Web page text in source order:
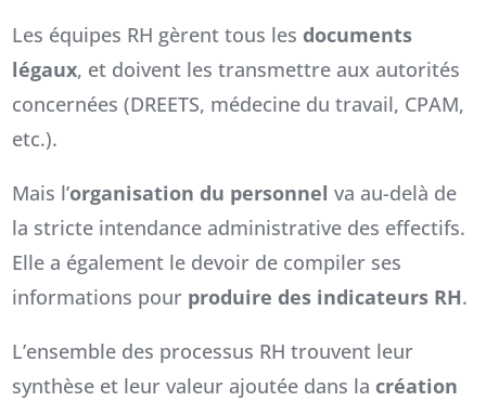
Les équipes RH gèrent tous les documents
légaux, et doivent les transmettre aux autorités
concernées (DREETS, médecine du travail, CPAM,
etc.).
Mais l’organisation du personnel va au-delà de
la stricte intendance administrative des effectifs.
Elle a également le devoir de compiler ses
informations pour produire des indicateurs RH.
L’ensemble des processus RH trouvent leur
synthèse et leur valeur ajoutée dans la création